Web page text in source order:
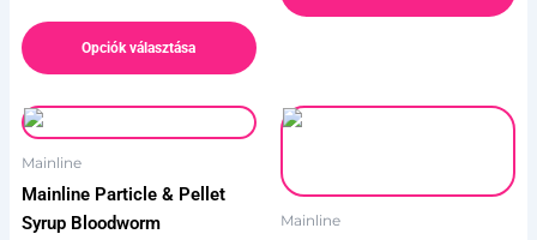
Opciók választása
Mainline
Mainline Particle & Pellet
Syrup Bloodworm
Mainline
Ennek
terméknek